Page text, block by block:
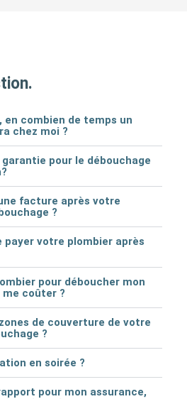
en combien de temps un
chez moi ?
pour le débouchage
facture après votre
?
payer votre plombier après
pour déboucher mon
me coûter ?
de couverture de votre
?
en soirée ?
pour mon assurance,